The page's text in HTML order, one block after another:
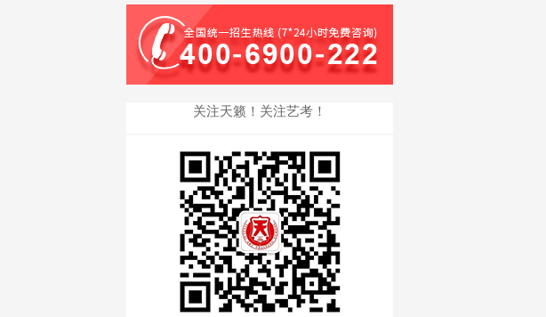
邹锦怡同学 天津音乐
学院录取 学院录取
关注天籁！关注艺考！